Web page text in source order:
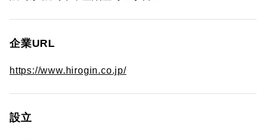
企業URL
https://www.hirogin.co.jp/
設立